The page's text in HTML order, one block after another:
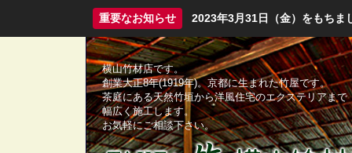
重要なお知らせ 2023年3月31日（金）をもちま
横山竹材店です。
創業大正8年(1919年)。京都に生まれた竹屋です。
茶庭にある天然竹垣から洋風住宅のエクステリアまで
幅広く施工します。
お気軽にご相談下さい。